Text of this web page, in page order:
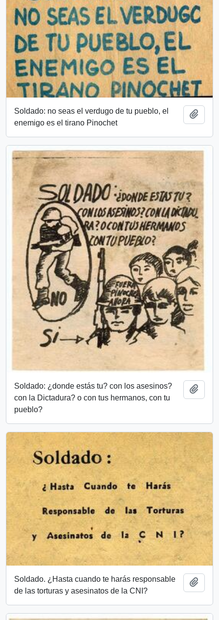
Soldado: no seas el verdugo de tu pueblo, el
enemigo es el tirano Pinochet
Soldado: ¿donde estás tu? con los asesinos?
con la Dictadura? o con tus hermanos, con tu
pueblo?
Soldado. ¿Hasta cuando te harás responsable
de las torturas y asesinatos de la CNI?